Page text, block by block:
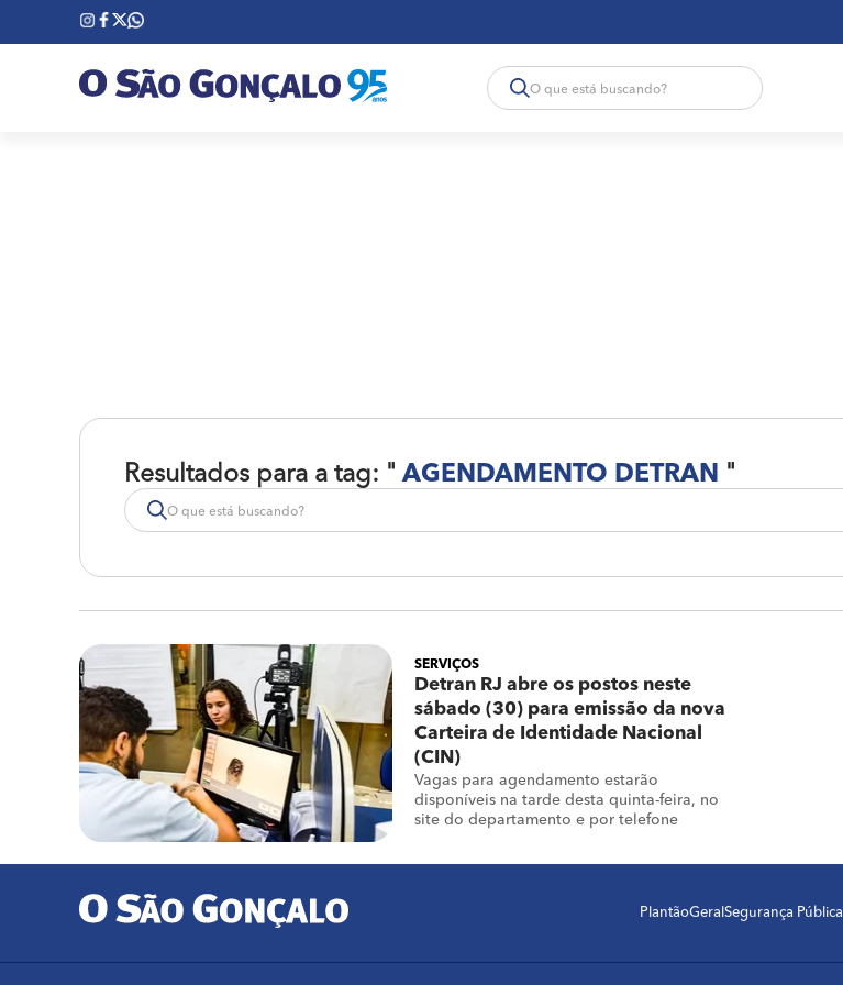
Resultados para a tag: " AGENDAMENTO DETRAN "
SERVIÇOS
Detran RJ abre os postos neste
sábado (30) para emissão da nova
Carteira de Identidade Nacional
(CIN)
Vagas para agendamento estarão
disponíveis na tarde desta quinta-feira, no
site do departamento e por telefone
PlantãoGeral Segurança Pública